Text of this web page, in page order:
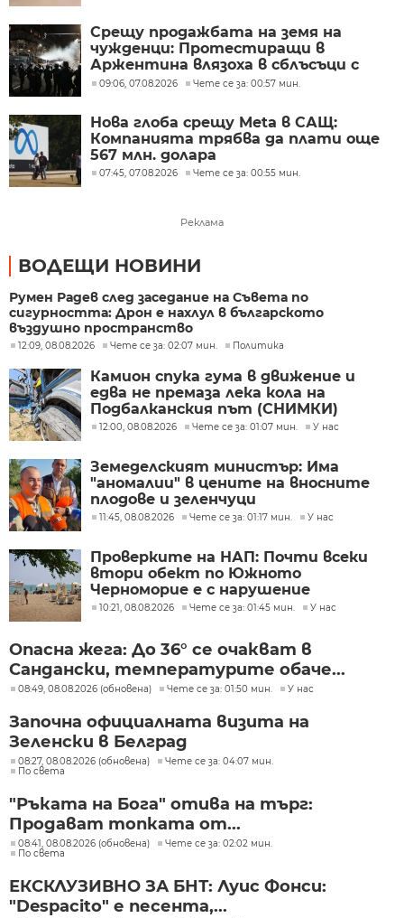
Срещу продажбата на земя на
чужденци: Протестиращи в
Аржентина влязоха в сблъсъци с
полицията
09:06, 07.08.2026 Чете се за: 00:57 мин.
Нова глоба срещу Meta в САЩ:
Компанията трябва да плати още
567 млн. долара
07:45, 07.08.2026 Чете се за: 00:55 мин.
Реклама
ВОДЕЩИ НОВИНИ
Румен Радев след заседание на Съвета по
сигурността: Дрон е нахлул в българското
въздушно пространство
12:09, 08.08.2026 Чете се за: 02:07 мин. Политика
Камион спука гума в движение и
едва не премаза лека кола на
Подбалканския път (СНИМКИ)
12:00, 08.08.2026 Чете се за: 01:07 мин. У нас
Земеделският министър: Има
"аномалии" в цените на вносните
плодове и зеленчуци
11:45, 08.08.2026 Чете се за: 01:17 мин. У нас
Проверките на НАП: Почти всеки
втори обект по Южното
Черноморие е с нарушение
10:21, 08.08.2026 Чете се за: 01:45 мин. У нас
Опасна жега: До 36° се очакват в
Сандански, температурите обаче...
08:49, 08.08.2026 (обновена) Чете се за: 01:50 мин. У нас
Започна официалната визита на
Зеленски в Белград
08:27, 08.08.2026 (обновена)
Чете се за: 04:07 мин.
По света
"Ръката на Бога" отива на търг:
Продават топката от...
08:41, 08.08.2026 (обновена)
Чете се за: 02:02 мин.
По света
ЕКСКЛУЗИВНО ЗА БНТ: Луис Фонси:
"Despacito" е песента,...